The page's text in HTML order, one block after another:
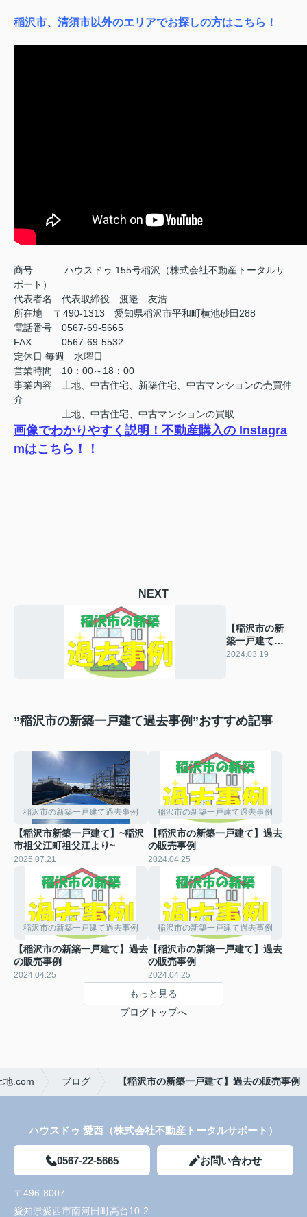
稲沢市、清須市以外のエリアでお探しの方はこちら！
商号
ハウスドゥ 155号稲沢（株式会社不動産トータルサ
ポート）
代表者名 代表取締役 渡邉 友浩
所在地 〒490-1313 愛知県稲沢市平和町横池砂田288
電話番号 0567-69-5665
FAX
0567-69-5532
定休日 毎週 水曜日
営業時間 10：00～18：00
事業内容 土地、中古住宅、新築住宅、中古マンションの売買仲
介
土地、中古住宅、中古マンションの買取
画像でわかりやすく説明！不動産購入の Instagra
mはこちら！！
NEXT
【稲沢市の新
築一戸建て】
過去の販売事
2024.03.19
”稲沢市の新築一戸建て過去事例”おすすめ記事
稲沢市の新築一戸建て過去事例
【稲沢市新築一戸建て】~稲沢
市祖父江町祖父江より~
2025.07.21
稲沢市の新築一戸建て過去事例
【稲沢市の新築一戸建て】過去
の販売事例
2024.04.25
稲沢市の新築一戸建て過去事例
【稲沢市の新築一戸建て】過去
の販売事例
2024.04.25
稲沢市の新築一戸建て過去事例
【稲沢市の新築一戸建て】過去
の販売事例
2024.04.25
もっと見る
ブログトップへ
地.com ブログ 【稲沢市の新築一戸建て】過去の販売事例
ハウスドゥ 愛西（株式会社不動産トータルサポート）
0567-22-5665 お問い合わせ
〒496-8007
愛知県愛西市南河田町高台10-2